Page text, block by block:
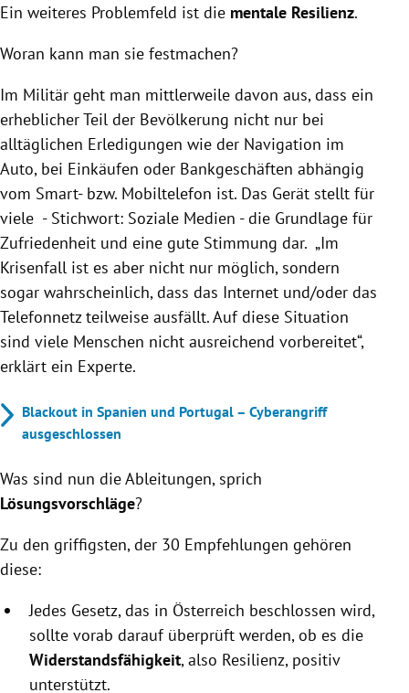
Ein weiteres Problemfeld ist die mentale Resilienz.
Woran kann man sie festmachen?
Im Militär geht man mittlerweile davon aus, dass ein
erheblicher Teil der Bevölkerung nicht nur bei
alltäglichen Erledigungen wie der Navigation im
Auto, bei Einkäufen oder Bankgeschäften abhängig
vom Smart- bzw. Mobiltelefon ist. Das Gerät stellt für
viele - Stichwort: Soziale Medien - die Grundlage für
Zufriedenheit und eine gute Stimmung dar. „Im
Krisenfall ist es aber nicht nur möglich, sondern
sogar wahrscheinlich, dass das Internet und/oder das
Telefonnetz teilweise ausfällt. Auf diese Situation
sind viele Menschen nicht ausreichend vorbereitet“,
erklärt ein Experte.
Blackout in Spanien und Portugal – Cyberangriff
ausgeschlossen
Was sind nun die Ableitungen, sprich
Lösungsvorschläge?
Zu den griffigsten, der 30 Empfehlungen gehören
diese:
Jedes Gesetz, das in Österreich beschlossen wird,
sollte vorab darauf überprüft werden, ob es die
Widerstandsfähigkeit, also Resilienz, positiv
unterstützt.